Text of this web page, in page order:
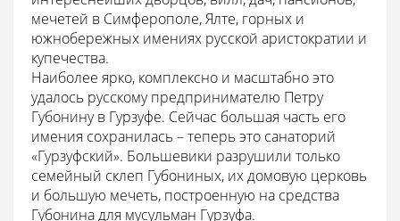
мечетей в Симферополе, Ялте, горных и
южнобережных имениях русской аристократии и
купечества.
Наиболее ярко, комплексно и масштабно это
удалось русскому предпринимателю Петру
Губонину в Гурзуфе. Сейчас большая часть его
имения сохранилась – теперь это санаторий
«Гурзуфский». Большевики разрушили только
семейный склеп Губониных, их домовую церковь
и большую мечеть, построенную на средства
Губонина для мусульман Гурзуфа.